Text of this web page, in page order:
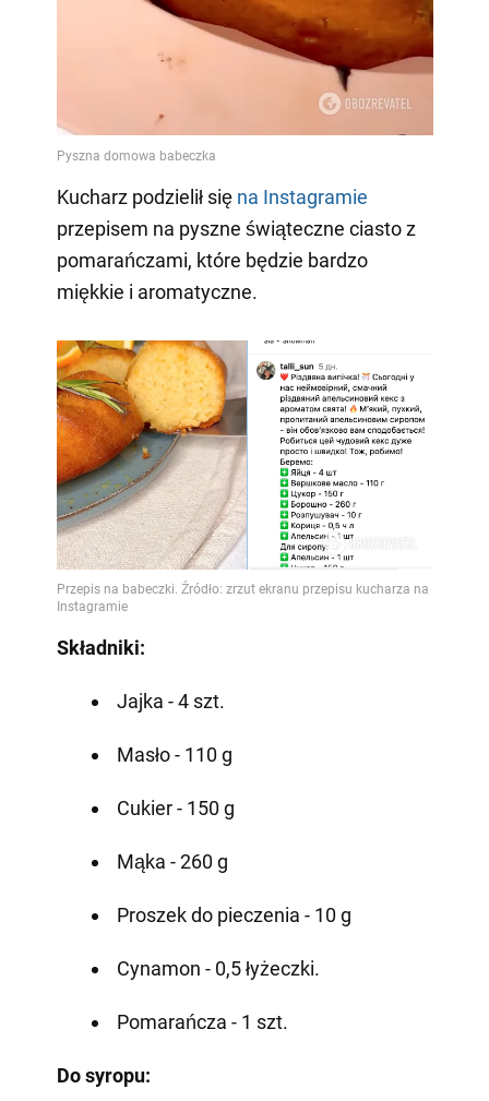
Kucharz podzielił się na Instagramie
przepisem na pyszne świąteczne ciasto z
pomarańczami, które będzie bardzo
miękkie i aromatyczne.
Składniki:
Jajka - 4 szt.
Masło - 110 g
Cukier - 150 g
Mąka - 260 g
Proszek do pieczenia - 10 g
Cynamon - 0,5 łyżeczki.
Pomarańcza - 1 szt.
Do syropu: